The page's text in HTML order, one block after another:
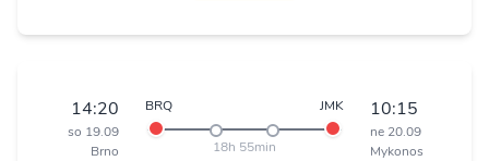
14:20
so 19.09
Brno
BRQ JMK
18h 55min
10:15
ne 20.09
Mykonos